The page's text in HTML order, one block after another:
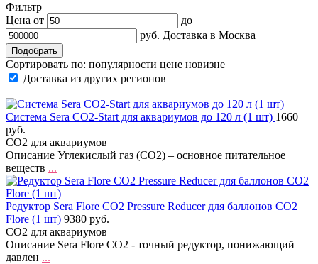
Фильтр
Цена от
до
руб. Доставка в Москва
Сортировать по: популярности цене новизне
Доставка из других регионов
Система Sera CO2-Start для аквариумов до 120 л (1 шт) 1660
руб.
CO2 для аквариумов
Описание Углекислый газ (CO2) – основное питательное
веществ ...
Редуктор Sera Flore CO2 Pressure Reducer для баллонов СО2
Flore (1 шт) 9380 руб.
CO2 для аквариумов
Описание Sera Flore CO2 - точный редуктор, понижающий
давлен ...